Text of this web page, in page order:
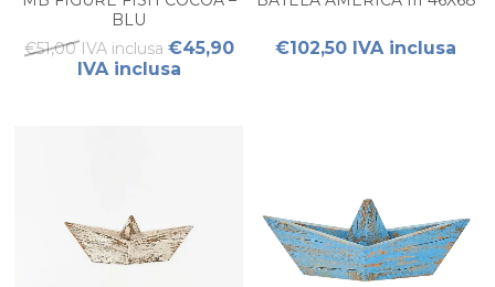
BLU
€51,00 IVA inclusa €45,90
IVA inclusa
€102,50 IVA inclusa